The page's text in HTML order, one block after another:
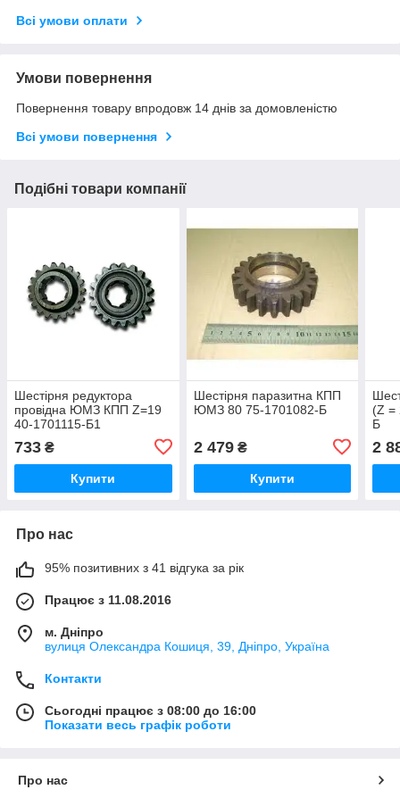
Всі умови оплати
Умови повернення
Повернення товару впродовж 14 днів за домовленістю
Всі умови повернення
Подібні товари компанії
Шестірня редуктора
провідна ЮМЗ КПП Z=19
40-1701115-Б1
733 ₴
Купити
Шестірня паразитна КПП
ЮМЗ 80 75-1701082-Б
2 479₴
Купити
(Z =
Б
2
Про нас
95% позитивних з 41 відгука за рік
Працює з 11.08.2016
м. Дніпро
вулиця Олександра Кошиця, 39, Дніпро, Україна
Контакти
Сьогодні працює з 08:00 до 16:00
Показати весь графік роботи
Про нас